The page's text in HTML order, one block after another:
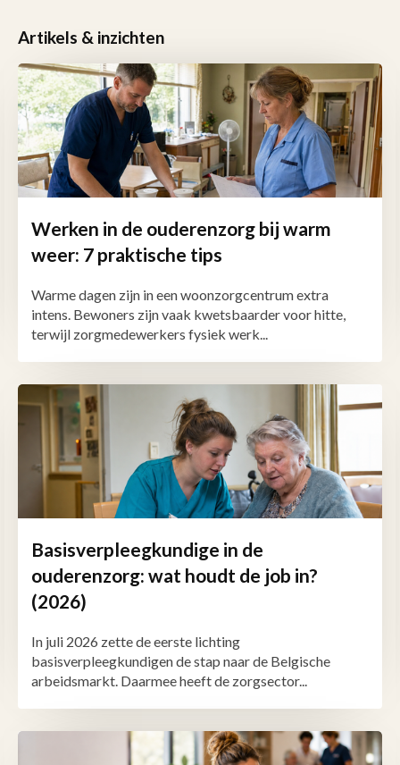
Artikels & inzichten
Werken in de ouderenzorg bij warm
weer: 7 praktische tips
Warme dagen zijn in een woonzorgcentrum extra
intens. Bewoners zijn vaak kwetsbaarder voor hitte,
terwijl zorgmedewerkers fysiek werk...
Basisverpleegkundige in de
ouderenzorg: wat houdt de job in?
(2026)
In juli 2026 zette de eerste lichting
basisverpleegkundigen de stap naar de Belgische
arbeidsmarkt. Daarmee heeft de zorgsector...